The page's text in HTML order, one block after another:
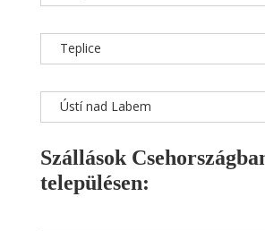
Teplice
Ústí nad Labem
Szállások
településen: